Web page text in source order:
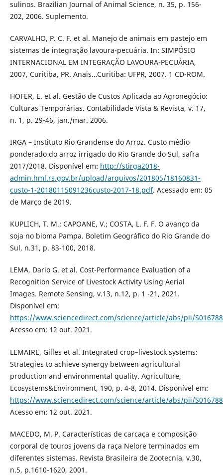
sulinos. Brazilian Journal of Animal Science, n. 35, p. 156-
202, 2006. Suplemento.
CARVALHO, P. C. F. et al. Manejo de animais em pastejo em
sistemas de integração lavoura-pecuária. In: SIMPÓSIO
INTERNACIONAL EM INTEGRAÇÃO LAVOURA-PECUÁRIA,
2007, Curitiba, PR. Anais…Curitiba: UFPR, 2007. 1 CD-ROM.
HOFER, E. et al. Gestão de Custos Aplicada ao Agronegócio:
Culturas Temporárias. Contabilidade Vista & Revista, v. 17,
n. 1, p. 29-46, jan./mar. 2006.
IRGA – Instituto Rio Grandense do Arroz. Custo médio
ponderado do arroz irrigado do Rio Grande do Sul, safra
2017/2018. Disponível em: http://stirga2018-
admin.hml.rs.gov.br/upload/arquivos/201805/18160831-
custo-1-20180115091236custo-2017-18.pdf. Acessado em: 05
de Março de 2019.
KUPLICH, T. M.; CAPOANE, V.; COSTA, L. F. F. O avanço da
soja no bioma Pampa. Boletim Geográfico do Rio Grande do
Sul, n.31, p. 83-100, 2018.
LEMA, Dario G. et al. Cost-Performance Evaluation of a
Recognition Service of Livestock Activity Using Aerial
Images. Remote Sensing, v.13, n.12, p. 1 -21, 2021.
Disponível em:
https://www.sciencedirect.com/science/article/abs/pii/
Acesso em: 12 out. 2021.
LEMAIRE, Gilles et al. Integrated crop–livestock systems:
Strategies to achieve synergy between agricultural
production and environmental quality. Agriculture,
Ecosystems&Environment, 190, p. 4-8, 2014. Disponível em:
https://www.sciencedirect.com/science/article/abs/pii/
Acesso em: 12 out. 2021.
MACEDO, M. P. Características de carcaça e composição
corporal de touros jovens da raça Nelore terminados em
diferentes sistemas. Revista Brasileira de Zootecnia, v.30,
n.5, p.1610-1620, 2001.